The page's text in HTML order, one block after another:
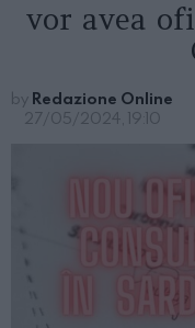
vor avea
by Redazione Online
27/05/2024, 19:10